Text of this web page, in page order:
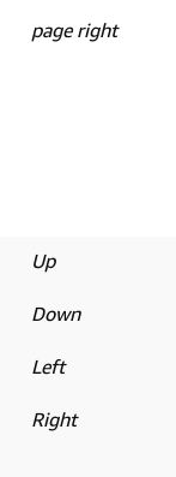
page right
Up
Down
Left
Right